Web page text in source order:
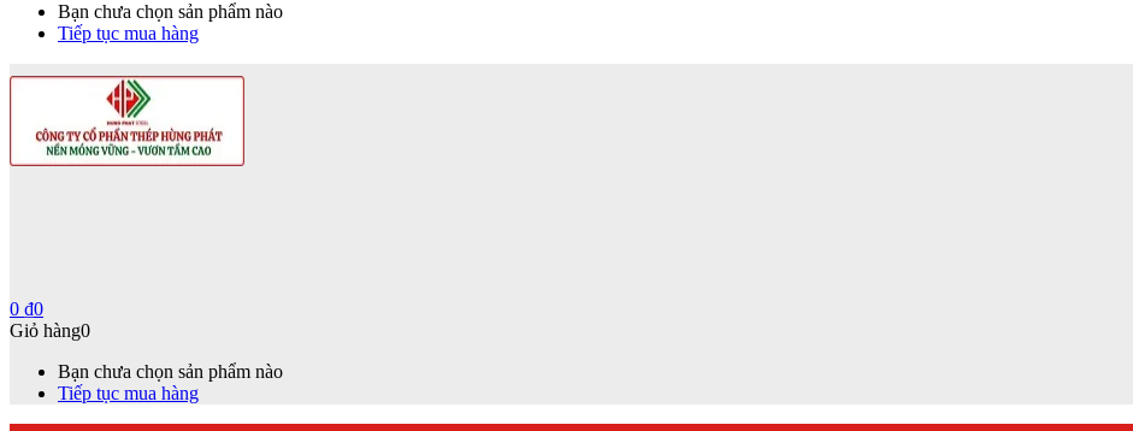
Bạn chưa chọn sản phẩm nào
Tiếp tục mua hàng
0 ₫0
Giỏ hàng0
Bạn chưa chọn sản phẩm nào
Tiếp tục mua hàng